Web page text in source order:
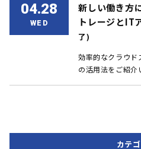
04.28
WED
新しい働き方
トレージとIT
了)
効率的なクラウド
の活用法をご紹介
カテ